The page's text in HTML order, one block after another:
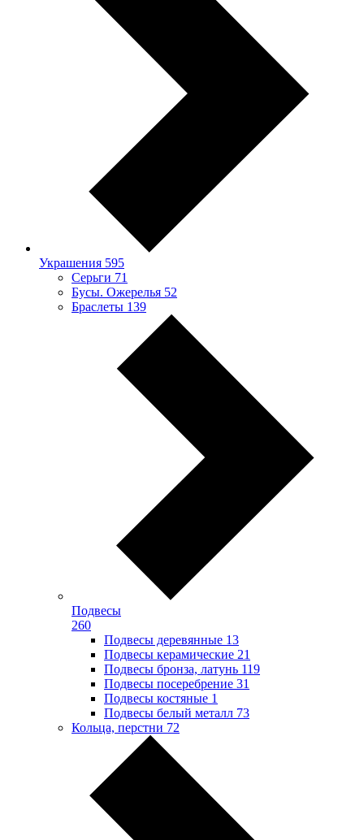
Украшения 595
Серьги 71
Бусы. Ожерелья 52
Браслеты 139
Подвесы
260
Подвесы деревянные 13
Подвесы керамические 21
Подвесы бронза, латунь 119
Подвесы посеребрение 31
Подвесы костяные 1
Подвесы белый металл 73
Кольца, перстни 72